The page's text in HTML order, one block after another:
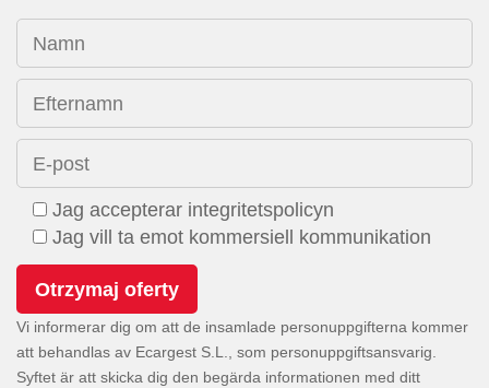
Namn
Efternamn
E-post
Jag accepterar integritetspolicyn
Jag vill ta emot kommersiell kommunikation
Vi informerar dig om att de insamlade personuppgifterna kommer
att behandlas av Ecargest S.L., som personuppgiftsansvarig.
Syftet är att skicka dig den begärda informationen med ditt